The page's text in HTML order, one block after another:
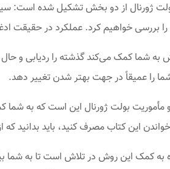
ژورنال از دو بخش تشکیل شده است:
را بررسی خواهیم کرد. عملکرد در حقیقت
به شما کمک می‌کند گذشته را ردیابی و
را عمیقاً در جهت بهتر شدن تغییر دهد.
مأموریت بولت ژورنال این است که به شما
خواندن این کتاب مصرف کنید، باید بدانید
به کمک این روش در تلاش است تا به شما